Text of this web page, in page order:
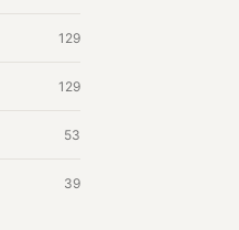
129
129
53
39